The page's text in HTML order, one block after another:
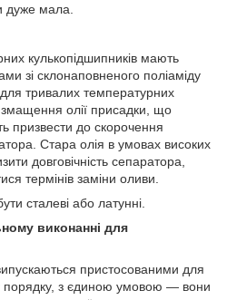
дуже мала.
кулькопідшипників мають
зі склонаповненого поліаміду
для тривалих температурних
олії присадки, що
призвести до скорочення
Стара олія в умовах високих
довговічність сепаратора,
термінів заміни оливи.
сталеві або латунні.
виконанні для
пристосованими для
порядку, з єдиною умовою — вони